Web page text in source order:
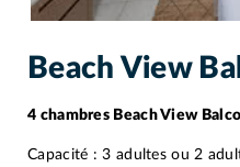
Beach View
4 chambres Beach View
Capacité : 3 adultes ou 2